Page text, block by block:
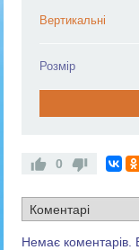
Вертикальні
Розмір
0
Немає